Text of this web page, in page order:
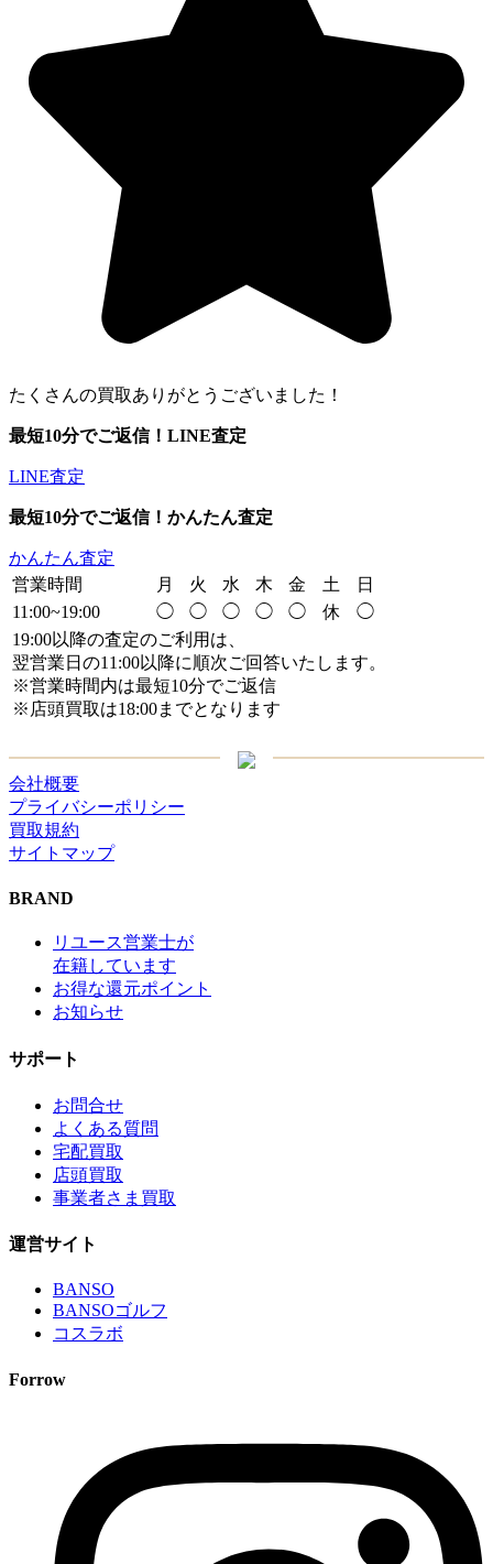
たくさんの買取ありがとうございました！
最短10分でご返信！ LINE査定
LINE査定
最短10分でご返信！ かんたん査定
かんたん査定
営業時間
月 火 水 木 金 土
日
11:00~19:00
◯ ◯ ◯ ◯ ◯ 休
◯
19:00以降の査定のご利用は、
翌営業日の11:00以降に順次ご回答いたします。
※営業時間内は最短10分でご返信
※店頭買取は18:00までとなります
会社概要
プライバシーポリシー
買取規約
サイトマップ
BRAND
リユース営業士が
在籍しています
お得な還元ポイント
お知らせ
サポート
お問合せ
よくある質問
宅配買取
店頭買取
事業者さま買取
運営サイト
BANSO
BANSOゴルフ
コスラボ
Forrow